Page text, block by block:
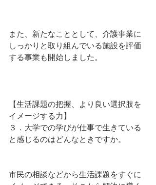
また、新たなこととして、介護事業に
しっかりと取り組んでいる施設を評価
する事業も開始しました。
【生活課題の把握、より良い選択肢を
イメージする力】
３．大学での学びが仕事で生きている
と感じるのはどんなときですか。
市民の相談などから生活課題をすぐに